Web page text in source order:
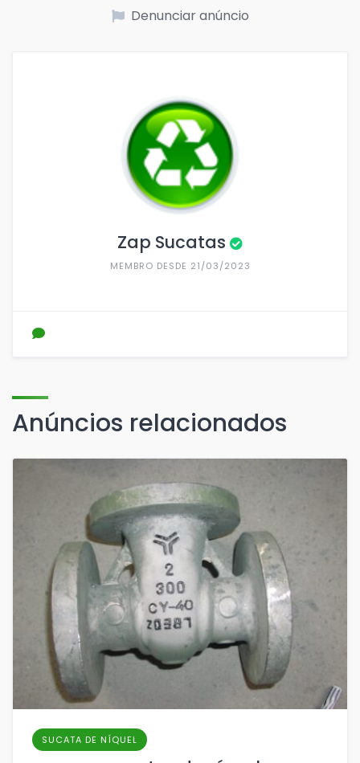
Denunciar anúncio
Zap Sucatas
MEMBRO DESDE 21/03/2023
Anúncios relacionados
SUCATA DE NÍQUEL